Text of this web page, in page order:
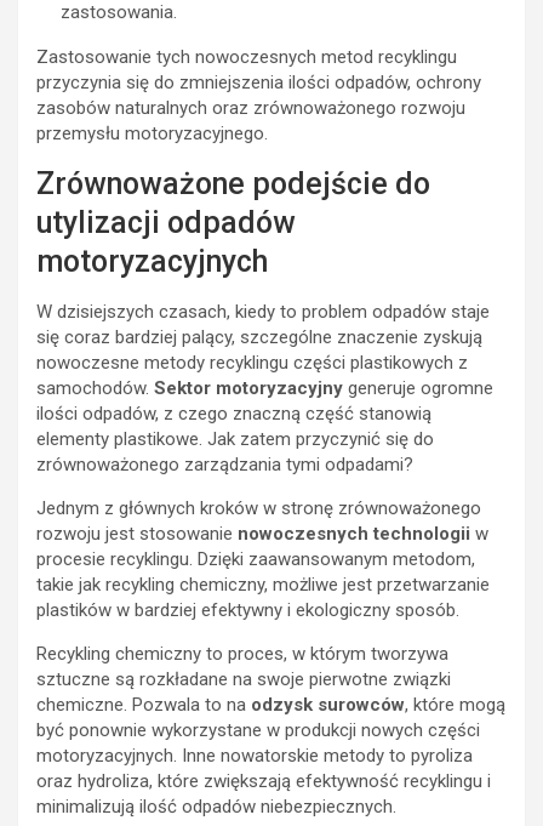
zastosowania.
Zastosowanie tych nowoczesnych metod recyklingu
przyczynia się do zmniejszenia ilości odpadów, ochrony
zasobów naturalnych oraz zrównoważonego rozwoju
przemysłu motoryzacyjnego.
Zrównoważone podejście do
utylizacji odpadów
motoryzacyjnych
W dzisiejszych czasach, kiedy to problem odpadów staje
się coraz bardziej palący, szczególne znaczenie zyskują
nowoczesne metody recyklingu części plastikowych z
samochodów. Sektor motoryzacyjny generuje ogromne
ilości odpadów, z czego znaczną część stanowią
elementy plastikowe. Jak zatem przyczynić się do
zrównoważonego zarządzania tymi odpadami?
Jednym z głównych kroków w stronę zrównoważonego
rozwoju jest stosowanie nowoczesnych technologii w
procesie recyklingu. Dzięki zaawansowanym metodom,
takie jak recykling chemiczny, możliwe jest przetwarzanie
plastików w bardziej efektywny i ekologiczny sposób.
Recykling chemiczny to proces, w którym tworzywa
sztuczne są rozkładane na swoje pierwotne związki
chemiczne. Pozwala to na odzysk surowców, które mogą
być ponownie wykorzystane w produkcji nowych części
motoryzacyjnych. Inne nowatorskie metody to pyroliza
oraz hydroliza, które zwiększają efektywność recyklingu i
minimalizują ilość odpadów niebezpiecznych.